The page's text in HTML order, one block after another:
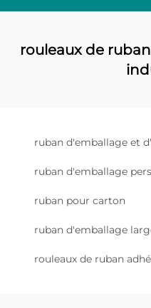
rouleaux de
ruban d'emballage et
ruban d'emballage
ruban pour carton
ruban d'emballage
rouleaux de ruban